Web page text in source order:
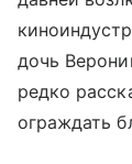
дочь
редко
ограждать